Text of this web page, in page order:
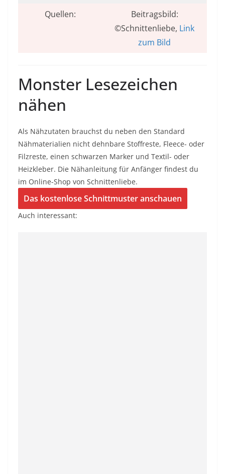
Quellen:
Beitragsbild:
©Schnittenliebe, Link
zum Bild
Monster Lesezeichen
nähen
Als Nähzutaten brauchst du neben den Standard
Nähmaterialien nicht dehnbare Stoffreste, Fleece- oder
Filzreste, einen schwarzen Marker und Textil- oder
Heizkleber. Die Nähanleitung für Anfänger findest du
im Online-Shop von Schnittenliebe.
Das kostenlose Schnittmuster anschauen
Auch interessant: